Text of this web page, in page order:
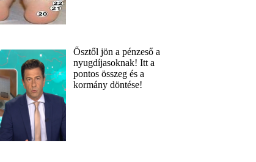
Ősztől jön a pénzeső a
nyugdíjasoknak! Itt a
pontos összeg és a
kormány döntése!